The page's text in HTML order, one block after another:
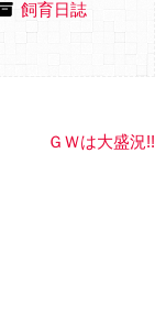
飼育日誌
ＧＷは大盛況!!